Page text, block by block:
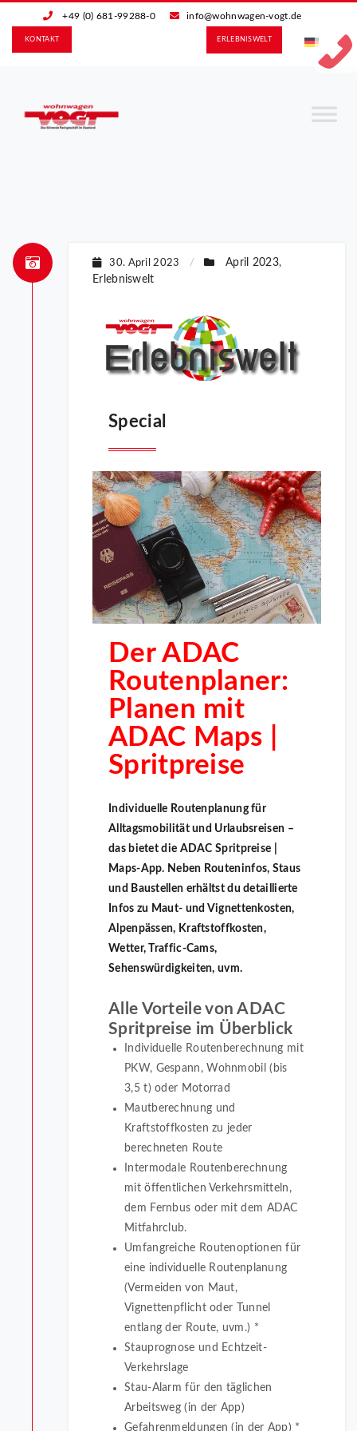
+49 (0) 681-99288-0 info@wohnwagen-vogt.de
ERLEBNIS­WELT
KONTAKT
30. April 2023 / April 2023,
Erlebniswelt
Special
Der ADAC
Routenplaner:
Planen mit
ADAC Maps |
Spritpreise
Individuelle Routenplanung für
Alltagsmobilität und Urlaubsreisen –
das bietet die ADAC Spritpreise |
Maps-App. Neben Routeninfos, Staus
und Baustellen erhältst du detaillierte
Infos zu Maut- und Vignettenkosten,
Alpenpässen, Kraftstoffkosten,
Wetter, Traffic-Cams,
Sehenswürdigkeiten, uvm.
Alle Vorteile von ADAC
Spritpreise im Überblick
Individuelle Routenberechnung mit
PKW, Gespann, Wohnmobil (bis
3,5 t) oder Motorrad
Mautberechnung und
Kraftstoffkosten zu jeder
berechneten Route
Intermodale Routenberechnung
mit öffentlichen Verkehrsmitteln,
dem Fernbus oder mit dem ADAC
Mitfahrclub.
Umfangreiche Routenoptionen für
eine individuelle Routenplanung
(Vermeiden von Maut,
Vignettenpflicht oder Tunnel
entlang der Route, uvm.) *
Stauprognose und Echtzeit-
Verkehrslage
Stau-Alarm für den täglichen
Arbeitsweg (in der App)
Gefahrenmeldungen (in der App) *